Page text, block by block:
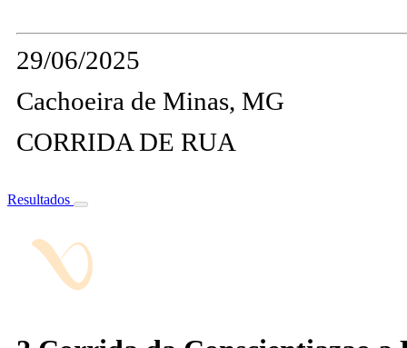
29/06/2025
Cachoeira de Minas, MG
CORRIDA DE RUA
Resultados